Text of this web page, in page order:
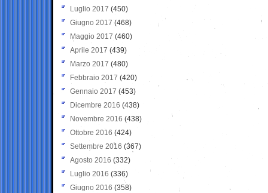
Luglio 2017 (450)
Giugno 2017 (468)
Maggio 2017 (460)
Aprile 2017 (439)
Marzo 2017 (480)
Febbraio 2017 (420)
Gennaio 2017 (453)
Dicembre 2016 (438)
Novembre 2016 (438)
Ottobre 2016 (424)
Settembre 2016 (367)
Agosto 2016 (332)
Luglio 2016 (336)
Giugno 2016 (358)